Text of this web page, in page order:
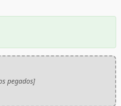
pegados]